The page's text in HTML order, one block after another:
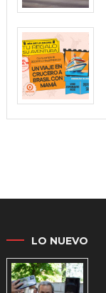
LO NUEVO